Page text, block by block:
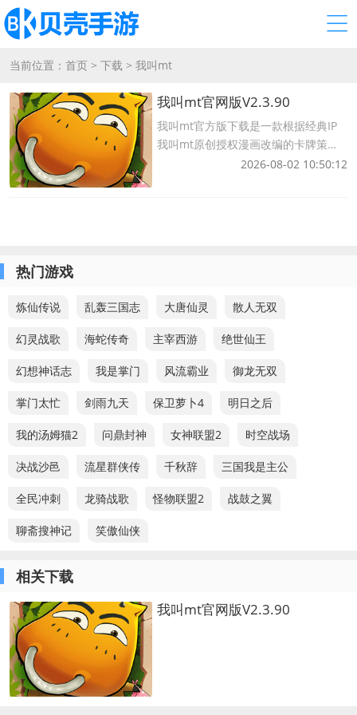
当前位置： 首页> 下载 > 我叫mt
我叫mt官网版V2.3.90
我叫mt官方版下载是一款根据经典IP
我叫mt原创授权漫画改编的卡牌策略
开发手游，游戏完美还原了动漫原作的
2026-08-02 10:50:12
热门游戏
炼仙传说 乱轰三国志 大唐仙灵 散人无双
幻灵战歌 海蛇传奇 主宰西游 绝世仙王
幻想神话志 我是掌门 风流霸业 御龙无双
掌门太忙 剑雨九天 保卫萝卜4 明日之后
我的汤姆猫2 问鼎封神 女神联盟2 时空战场
决战沙邑 流星群侠传 千秋辞 三国我是主公
全民冲刺 龙骑战歌 怪物联盟2 战鼓之翼
聊斋搜神记 笑傲仙侠
相关下载
我叫mt官网版V2.3.90